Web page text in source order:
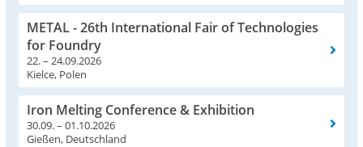
METAL - 26th International Fair of Technologies
for Foundry
22. – 24.09.2026
Kielce, Polen
Iron Melting Conference & Exhibition
30.09. – 01.10.2026
Gießen, Deutschland